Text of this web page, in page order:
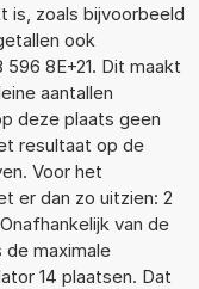
is, zoals bijvoorbeeld
ook
8E+21. Dit maakt
aantallen
deze plaats geen
resultaat op de
Voor het
er dan zo uitzien: 2
van de
maximale
14 plaatsen. Dat